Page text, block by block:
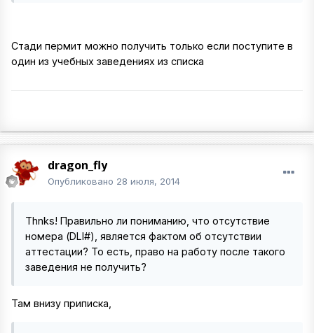
Стади пермит можно получить только если поступите в
один из учебных заведениях из списка
dragon_fly
Опубликовано 28 июля, 2014
Thnks! Правильно ли пониманию, что отсутствие
номера (DLI#), является фактом об отсутствии
аттестации? То есть, право на работу после такого
заведения не получить?
Там внизу приписка,